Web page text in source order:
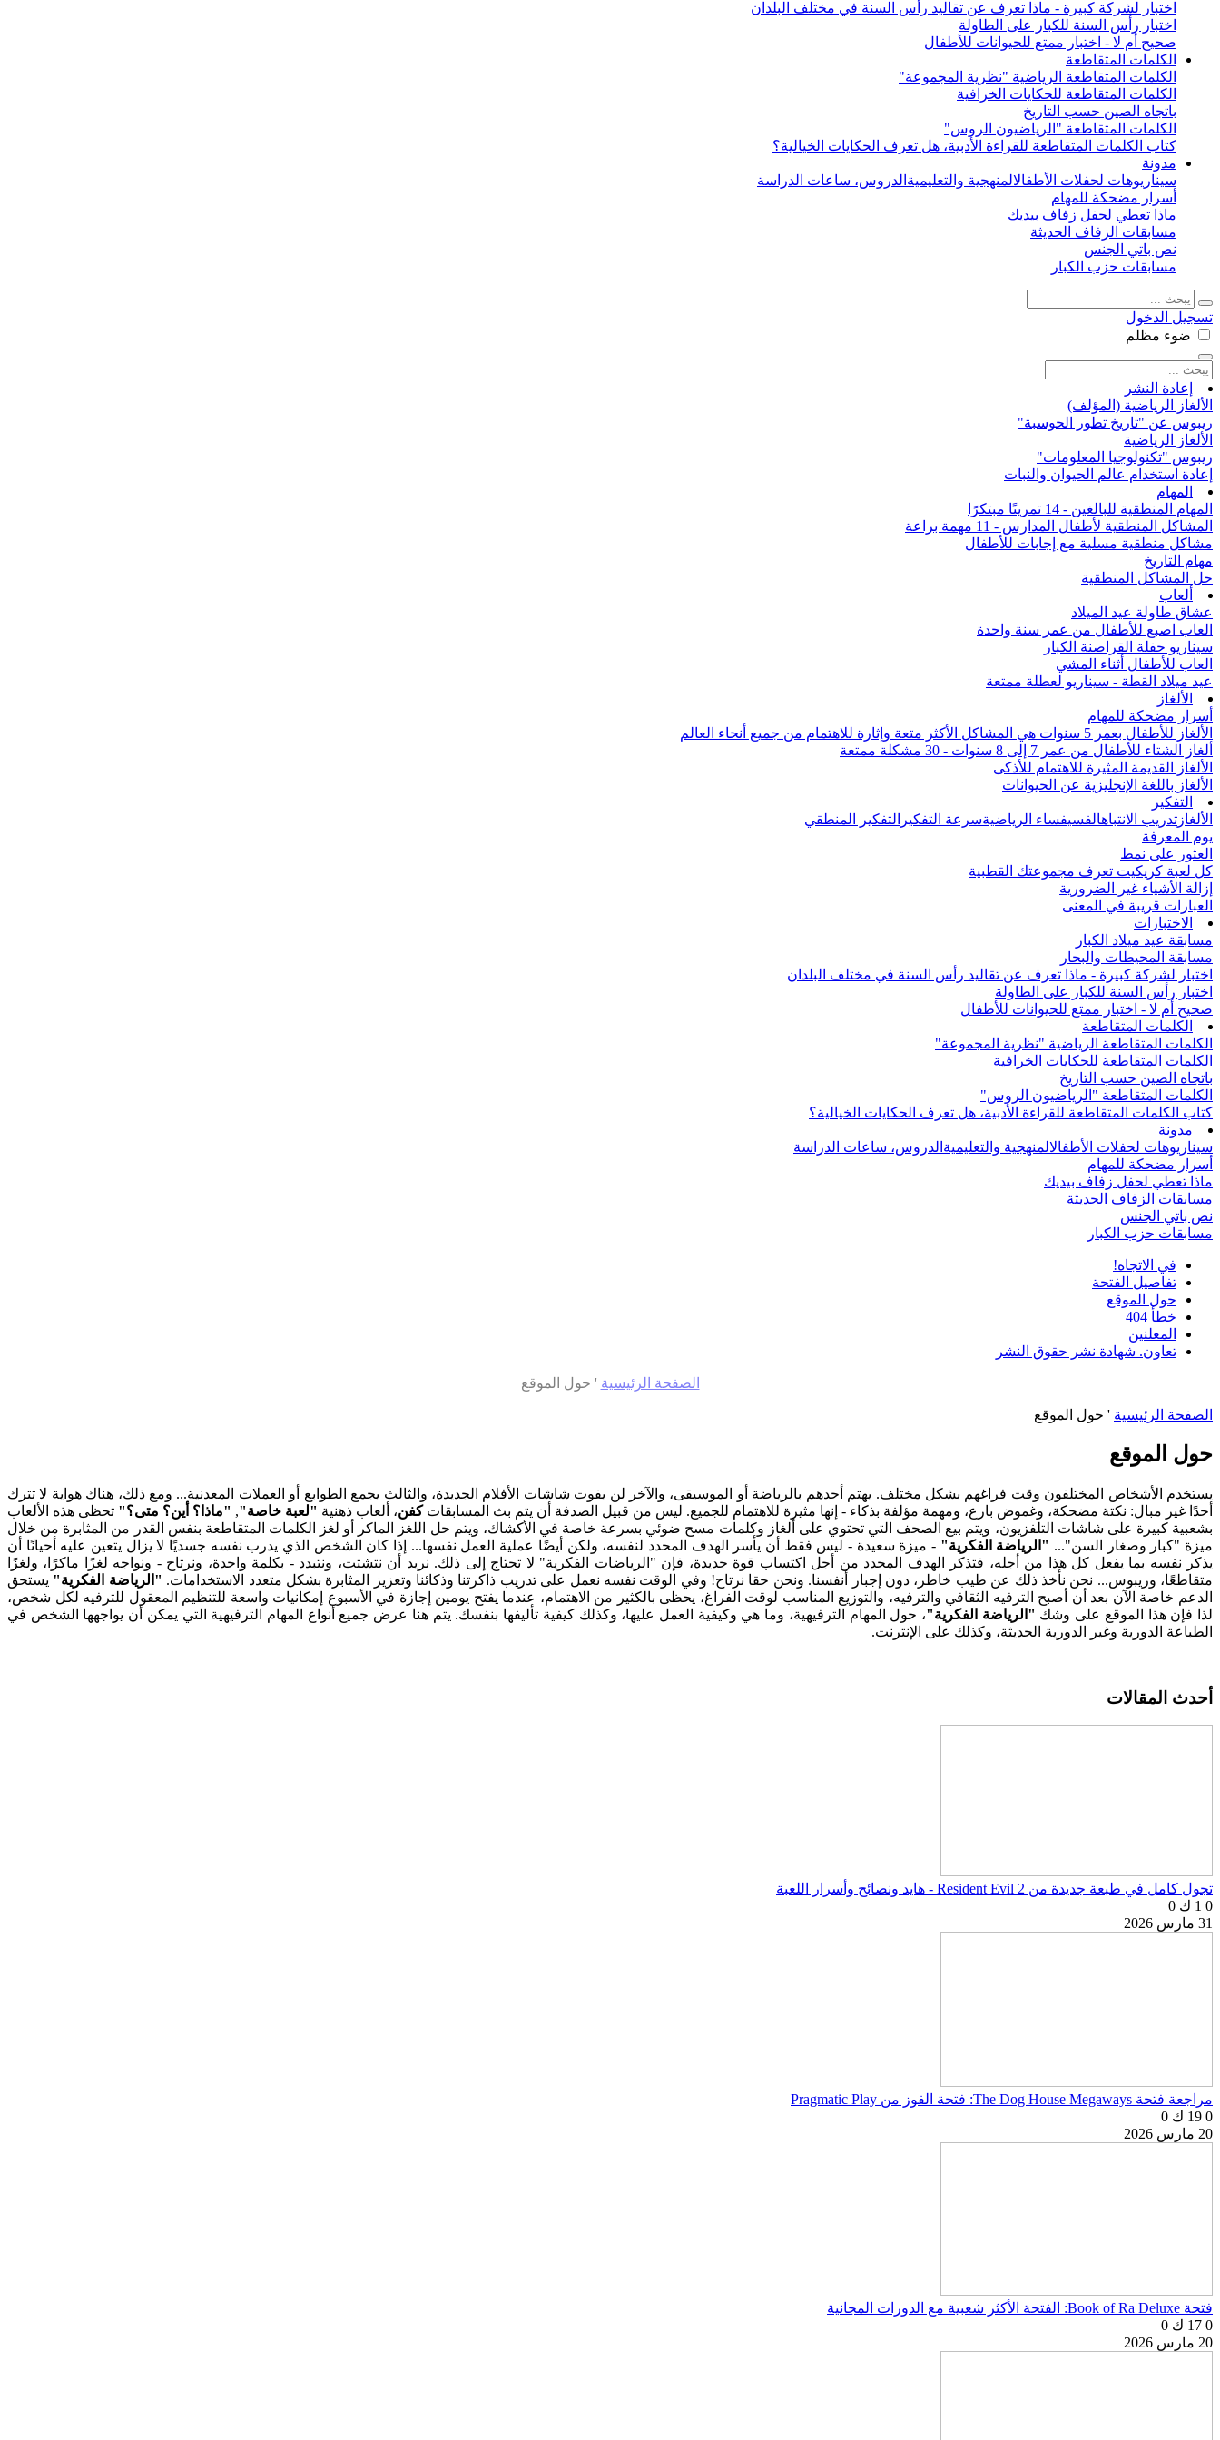
اختبار لشركة كبيرة - ماذا تعرف عن تقاليد رأس السنة في مختلف البلدان
اختبار رأس السنة للكبار على الطاولة
صحيح أم لا - اختبار ممتع للحيوانات للأطفال
الكلمات المتقاطعة
الكلمات المتقاطعة الرياضية "نظرية المجموعة"
الكلمات المتقاطعة للحكايات الخرافية
باتجاه الصين حسب التاريخ
الكلمات المتقاطعة "الرياضيون الروس"
كتاب الكلمات المتقاطعة للقراءة الأدبية، هل تعرف الحكايات الخيالية؟
مدونة
سيناريوهات لحفلات الأطفالالمنهجية والتعليمية الدروس، ساعات الدراسة
أسرار مضحكة للمهام
ماذا تعطي لحفل زفاف بيديك
مسابقات الزفاف الحديثة
نص باتي الجنس
مسابقات حزب الكبار
تسجيل الدخول
ضوء مظلم
إعادة النشر
الألغاز الرياضية (المؤلف)
ريبوس عن "تاريخ تطور الحوسبة"
الألغاز الرياضية
ريبوس "تكنولوجيا المعلومات"
إعادة استخدام عالم الحيوان والنبات
المهام
المهام المنطقية للبالغين - 14 تمرينًا مبتكرًا
المشاكل المنطقية لأطفال المدارس - 11 مهمة براعة
مشاكل منطقية مسلية مع إجابات للأطفال
مهام التاريخ
حل المشاكل المنطقية
ألعاب
عشاق طاولة عيد الميلاد
العاب اصبع للأطفال من عمر سنة واحدة
سيناريو حفلة القراصنة الكبار
العاب للأطفال أثناء المشي
عيد ميلاد القطة - سيناريو لعطلة ممتعة
الألغاز
أسرار مضحكة للمهام
الألغاز للأطفال بعمر 5 سنوات هي المشاكل الأكثر متعة وإثارة للاهتمام من جميع أنحاء العالم
ألغاز الشتاء للأطفال من عمر 7 إلى 8 سنوات - 30 مشكلة ممتعة
الألغاز القديمة المثيرة للاهتمام للأذكى
الألغاز باللغة الإنجليزية عن الحيوانات
التفكير
الألغاز تدريب الانتباهالفسيفساء الرياضيةسرعة التفكير التفكير المنطقي
يوم المعرفة
العثور على نمط
كل لعبة كريكيت تعرف مجموعتك القطبية
إزالة الأشياء غير الضرورية
العبارات قريبة في المعنى
الاختبارات
مسابقة عيد ميلاد الكبار
مسابقة المحيطات والبحار
اختبار لشركة كبيرة - ماذا تعرف عن تقاليد رأس السنة في مختلف البلدان
اختبار رأس السنة للكبار على الطاولة
صحيح أم لا - اختبار ممتع للحيوانات للأطفال
الكلمات المتقاطعة
الكلمات المتقاطعة الرياضية "نظرية المجموعة"
الكلمات المتقاطعة للحكايات الخرافية
باتجاه الصين حسب التاريخ
الكلمات المتقاطعة "الرياضيون الروس"
كتاب الكلمات المتقاطعة للقراءة الأدبية، هل تعرف الحكايات الخيالية؟
مدونة
سيناريوهات لحفلات الأطفالالمنهجية والتعليمية الدروس، ساعات الدراسة
أسرار مضحكة للمهام
ماذا تعطي لحفل زفاف بيديك
مسابقات الزفاف الحديثة
نص باتي الجنس
مسابقات حزب الكبار
في الاتجاه!
تفاصيل الفتحة
حول الموقع
خطأ 404
المعلنين
تعاون. شهادة نشر حقوق النشر
الصفحة الرئيسية ' حول الموقع
الصفحة الرئيسية ' حول الموقع
حول الموقع
يستخدم الأشخاص المختلفون وقت فراغهم بشكل مختلف. يهتم أحدهم بالرياضة أو الموسيقى، والآخر لن يفوت شاشات الأفلام الجديدة، والثالث يجمع الطوابع أو العملات المعدنية... ومع ذلك، هناك هواية لا تترك
أحدًا غير مبال: نكتة مضحكة، وغموض بارع، ومهمة مؤلفة بذكاء - إنها مثيرة للاهتمام للجميع. ليس من قبيل الصدفة أن يتم بث المسابقاتكفن، ألعاب ذهنية "لعبة خاصة", "ماذا؟ أين؟ متى؟" تحظى هذه الألعاب
بشعبية كبيرة على شاشات التلفزيون، ويتم بيع الصحف التي تحتوي على ألغاز وكلمات مسح ضوئي بسرعة خاصة في الأكشاك، ويتم حل اللغز الماكر أو لغز الكلمات المتقاطعة بنفس القدر من المثابرة من خلال
ميزة "كبار وصغار السن"... "الرياضة الفكرية" - ميزة سعيدة - ليس فقط أن يأسر الهدف المحدد لنفسه، ولكن أيضًا عملية العمل نفسها... إذا كان الشخص الذي يدرب نفسه جسديًا لا يزال يتعين عليه أحيانًا أن
يذكر نفسه بما يفعل كل هذا من أجله، فتذكر الهدف المحدد من أجل اكتساب قوة جديدة، فإن "الرياضات الفكرية" لا تحتاج إلى ذلك. نريد أن نتشتت، ونتبدد - بكلمة واحدة، ونرتاح - ونواجه لغزًا ماكرًا، ولغزًا
متقاطعًا، وريبوس... نحن نأخذ ذلك عن طيب خاطر، دون إجبار أنفسنا. ونحن حقا نرتاح! وفي الوقت نفسه نعمل على تدريب ذاكرتنا وذكائنا وتعزيز المثابرة بشكل متعدد الاستخدامات. "الرياضة الفكرية" يستحق
الدعم خاصة الآن بعد أن أصبح الترفيه الثقافي والترفيه، والتوزيع المناسب لوقت الفراغ، يحظى بالكثير من الاهتمام، عندما يفتح يومين إجازة في الأسبوع إمكانيات واسعة للتنظيم المعقول للترفيه لكل شخص،
لذا فإن هذا الموقع على وشك "الرياضة الفكرية"، حول المهام الترفيهية، وما هي وكيفية العمل عليها، وكذلك كيفية تأليفها بنفسك. يتم هنا عرض جميع أنواع المهام الترفيهية التي يمكن أن يواجهها الشخص في
الطباعة الدورية وغير الدورية الحديثة، وكذلك على الإنترنت.
أحدث المقالات
تجول كامل في طبعة جديدة من Resident Evil 2 - هايد ونصائح وأسرار اللعبة
0 1 ك
0
31 مارس 2026
مراجعة فتحة The Dog House Megaways: فتحة الفوز من Pragmatic Play
0 19 ك
0
20 مارس 2026
فتحة Book of Ra Deluxe: الفتحة الأكثر شعبية مع الدورات المجانية
0 17 ك
0
20 مارس 2026